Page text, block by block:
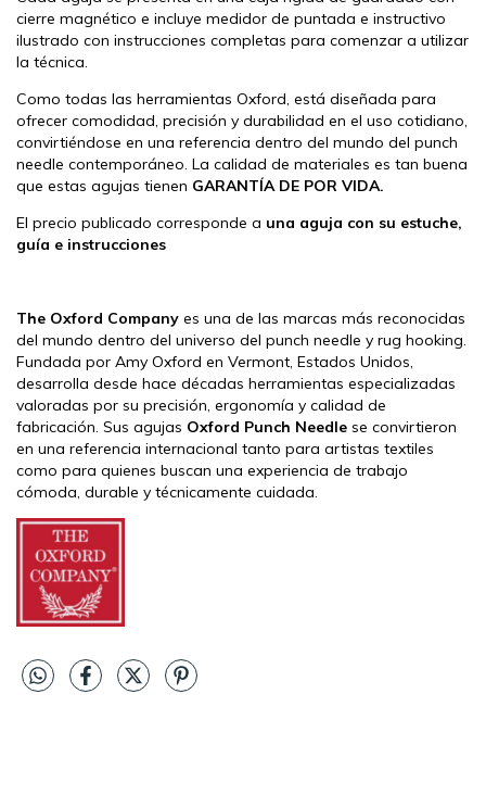
cierre magnético e incluye medidor de puntada e instructivo
ilustrado con instrucciones completas para comenzar a utilizar
la técnica.
Como todas las herramientas Oxford, está diseñada para
ofrecer comodidad, precisión y durabilidad en el uso cotidiano,
convirtiéndose en una referencia dentro del mundo del punch
needle contemporáneo. La calidad de materiales es tan buena
que estas agujas tienen GARANTÍA DE POR VIDA.
El precio publicado corresponde a una aguja con su estuche,
guía e instrucciones
The Oxford Company es una de las marcas más reconocidas
del mundo dentro del universo del punch needle y rug hooking.
Fundada por Amy Oxford en Vermont, Estados Unidos,
desarrolla desde hace décadas herramientas especializadas
valoradas por su precisión, ergonomía y calidad de
fabricación. Sus agujas Oxford Punch Needle se convirtieron
en una referencia internacional tanto para artistas textiles
como para quienes buscan una experiencia de trabajo
cómoda, durable y técnicamente cuidada.